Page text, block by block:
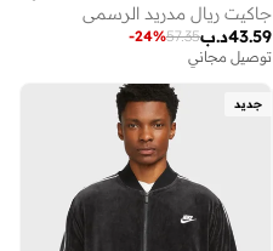
جاكيت ريال مدريد الرسمي
د.ب43.59
57.35
-24%
توصيل مجاني
جديد